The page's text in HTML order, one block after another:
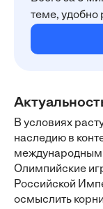
теме, удобно
В условиях
наследию в
международным
Олимпийские
Российской
осмыслить